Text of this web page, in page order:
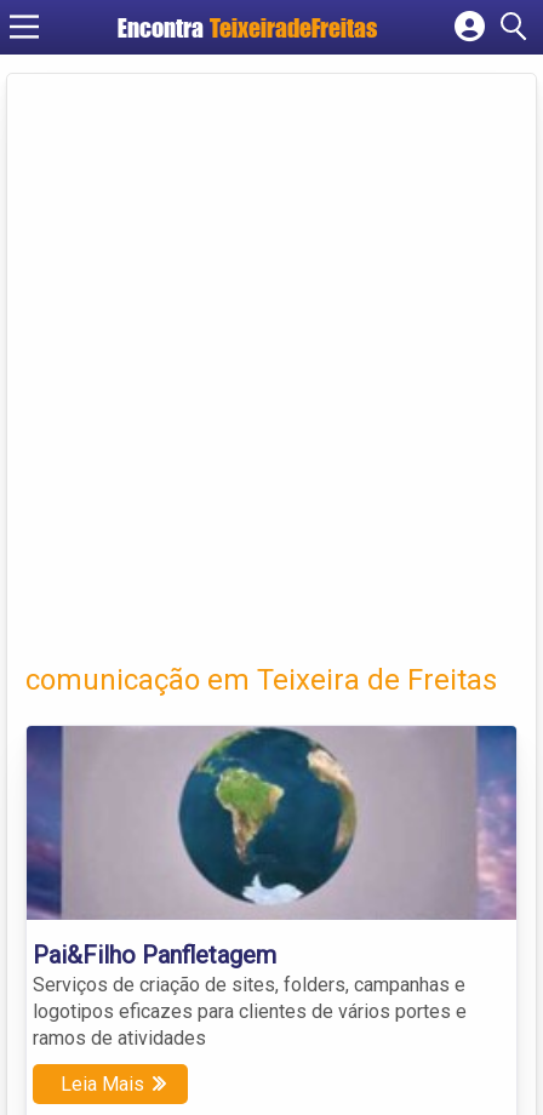
Encontra TeixeiradeFreitas
Cadastrar empresa
comunicação em Teixeira de Freitas
Pai&Filho Panfletagem
Serviços de criação de sites, folders, campanhas e
logotipos eficazes para clientes de vários portes e
ramos de atividades
Leia Mais